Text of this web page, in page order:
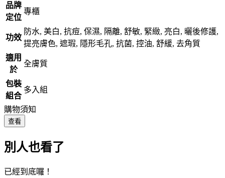
品牌
定位
專櫃
功效
防水, 美白, 抗痘, 保濕, 隔離, 舒敏, 緊緻, 亮白, 曬後修護,
提亮膚色, 遮瑕, 隱形毛孔, 抗菌, 控油, 舒緩, 去角質
適用
於
全膚質
包裝
組合
多入組
購物須知
查看
別人也看了
已經到底囉！